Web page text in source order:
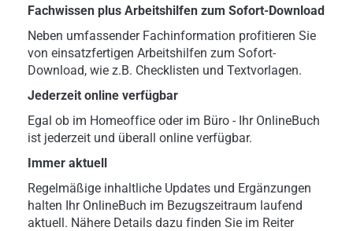
Fachwissen plus Arbeitshilfen zum Sofort-Download
Neben umfassender Fachinformation profitieren Sie
von einsatzfertigen Arbeitshilfen zum Sofort-
Download, wie z.B. Checklisten und Textvorlagen.
Jederzeit online verfügbar
Egal ob im Homeoffice oder im Büro - Ihr OnlineBuch
ist jederzeit und überall online verfügbar.
Immer aktuell
Regelmäßige inhaltliche Updates und Ergänzungen
halten Ihr OnlineBuch im Bezugszeitraum laufend
aktuell. Nähere Details dazu finden Sie im Reiter